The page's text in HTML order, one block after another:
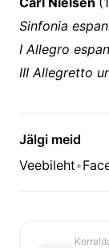
Sinfonia
I Allegro
III Allegretto
Jälgi meid
Veebileht•